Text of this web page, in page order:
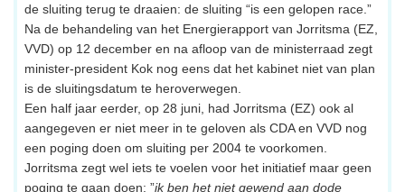
de sluiting terug te draaien: de sluiting “is een gelopen race.”
Na de behandeling van het Energierapport van Jorritsma (EZ,
VVD) op 12 december en na afloop van de ministerraad zegt
minister-president Kok nog eens dat het kabinet niet van plan
is de sluitingsdatum te heroverwegen.
Een half jaar eerder, op 28 juni, had Jorritsma (EZ) ook al
aangegeven er niet meer in te geloven als CDA en VVD nog
een poging doen om sluiting per 2004 te voorkomen.
Jorritsma zegt wel iets te voelen voor het initiatief maar geen
poging te gaan doen: ”ik ben het niet gewend aan dode